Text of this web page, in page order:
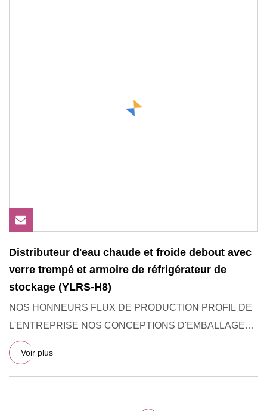
Distributeur d'eau chaude et froide debout avec
verre trempé et armoire de réfrigérateur de
stockage (YLRS-H8)
NOS HONNEURS FLUX DE PRODUCTION PROFIL DE
L'ENTREPRISE NOS CONCEPTIONS D'EMBALLAGE
CHARGEMENT DES PHOTOS EXPOSITIONS COM
Voir plus